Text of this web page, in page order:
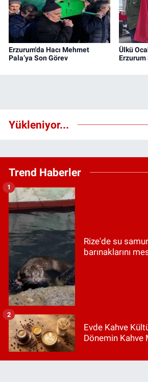
Erzurum'da Hacı Mehmet
Pala’ya Son Görev
Ülkü
Erzurum
Yükleniyor...
Trend Haberler
Rize'de su
barınaklarını
1
Evde Kahve
Dönemin Kahve
2